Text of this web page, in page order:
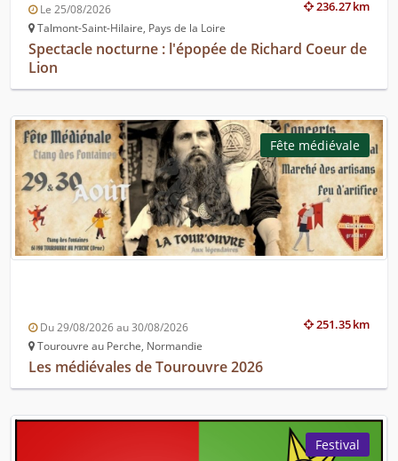
236.27 km
Le 25/08/2026
Talmont-Saint-Hilaire, Pays de la Loire
Spectacle nocturne : l'épopée de Richard Coeur de
Lion
Fête médiévale
251.35 km
Du 29/08/2026 au 30/08/2026
Tourouvre au Perche, Normandie
Les médiévales de Tourouvre 2026
Festival